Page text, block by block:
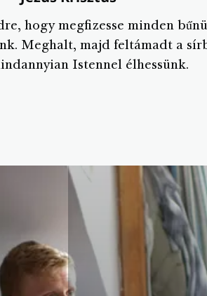
hogy megfizesse minden
Meghalt, majd feltámadt a
Istennel élhessünk.